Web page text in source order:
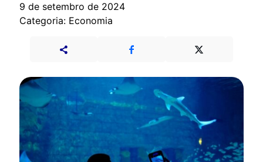
9 de setembro de 2024
Categoria: Economia